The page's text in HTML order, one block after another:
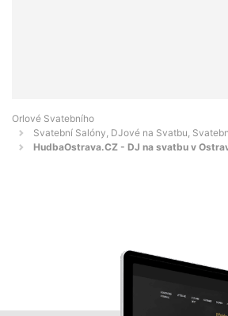
Orlové Svatebního
Svatební Salóny, DJové na Svatbu,
HudbaOstrava.CZ - DJ na svatbu v